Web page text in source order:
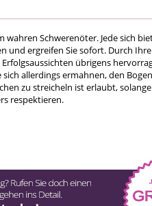
wahren Schwerenöter. Jede sich
und ergreifen Sie sofort. Durch Ihre
übrigens
allerdings ermahnen, den
zu streicheln ist erlaubt, solange
respektieren.